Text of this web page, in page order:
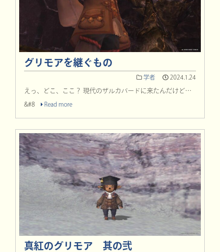
グリモアを継ぐもの
学者 2024.1.24
えっ、どこ、ここ？ 現代のザルカバードに来たんだけど…
&#8 Read more
真紅のグリモア 其の弐